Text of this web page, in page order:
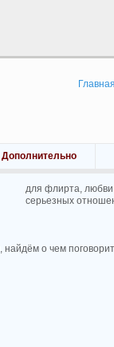
Главная
Дополнительно
для флирта, любви
cерьезных
о чем